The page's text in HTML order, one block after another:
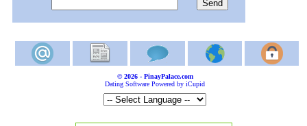
© 2026 - PinayPalace.com
Dating Software Powered by iCupid